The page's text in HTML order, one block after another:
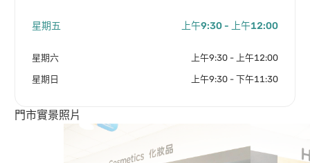
星期五 上午9:30 - 上午12:00
星期六 上午9:30 - 上午12:00
星期日 上午9:30 - 下午11:30
門市實景照片